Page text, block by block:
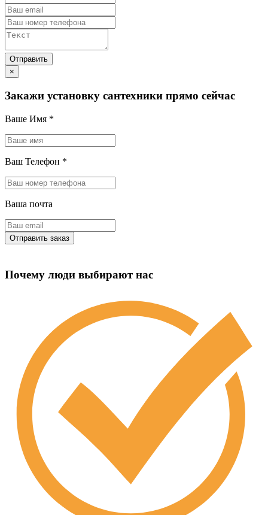
×
Закажи установку сантехники прямо сейчас
Ваше Имя *
Ваш Телефон *
Ваша почта
Почему люди выбирают нас